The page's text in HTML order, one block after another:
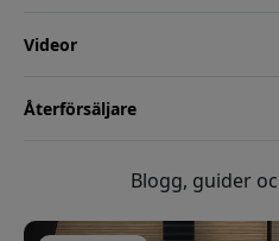
Videor
Återförsäljare
Blogg, guider